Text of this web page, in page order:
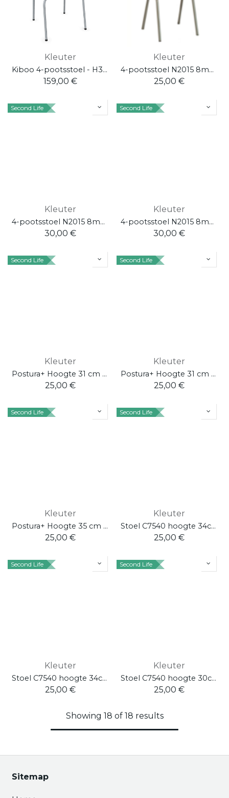
Kleuter
Kiboo 4-pootsstoel - H35 - pakket 4 stuks - lime
159,00 €
Kleuter
4-pootsstoel N2015 8mm multiplex HPL beuk h34 cm RAL 2004 oranje
25,00 €
Second Life
Kleuter
4-pootsstoel N2015 8mm multiplex HPL beuk h34 cm RAL 3000 rood
30,00 €
Second Life
Kleuter
4-pootsstoel N2015 8mm multiplex HPL beuk h34 cm RAL 5010 blauw
30,00 €
Second Life
Kleuter
Postura+ Hoogte 31 cm Grape Crush
25,00 €
Second Life
Kleuter
Postura+ Hoogte 31 cm Orange Burst
25,00 €
Second Life
Kleuter
Postura+ Hoogte 35 cm Orange Burst
25,00 €
Second Life
Kleuter
Stoel C7540 hoogte 34cm - Onderstel: RAL2004 zuiver oranje - Decor: HPL beuk
25,00 €
Second Life
Kleuter
Stoel C7540 hoogte 34cm - Onderstel: RAL 6018 Geelgroen - Decor: HPL beuk
25,00 €
Second Life
Kleuter
Stoel C7540 hoogte 30cm - Onderstel: RAL 6018 Geelgroen - Decor: HPL beuk
25,00 €
Showing 18 of 18 results
Sitemap